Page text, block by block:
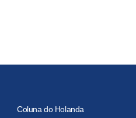
Coluna do Holanda